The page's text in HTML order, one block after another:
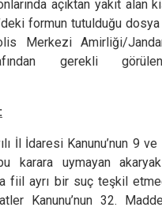
açıktan yakıt alan
formun tutulduğu
Merkezi Amirliği/
gerekli
İl İdaresi Kanunu’nun 9
karara uymayan
fiil ayrı bir suç teşkil
Kanunu’nun 32.